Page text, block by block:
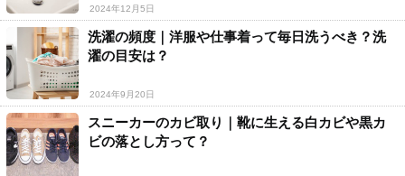
2024年12月5日
洗濯の頻度｜洋服や仕事着って毎日洗うべき？洗
濯の目安は？
2024年9月20日
スニーカーのカビ取り｜靴に生える白カビや黒カ
ビの落とし方って？